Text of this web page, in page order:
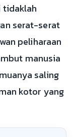
tidaklah
serat-serat
peliharaan
manusia
saling
kotor yang